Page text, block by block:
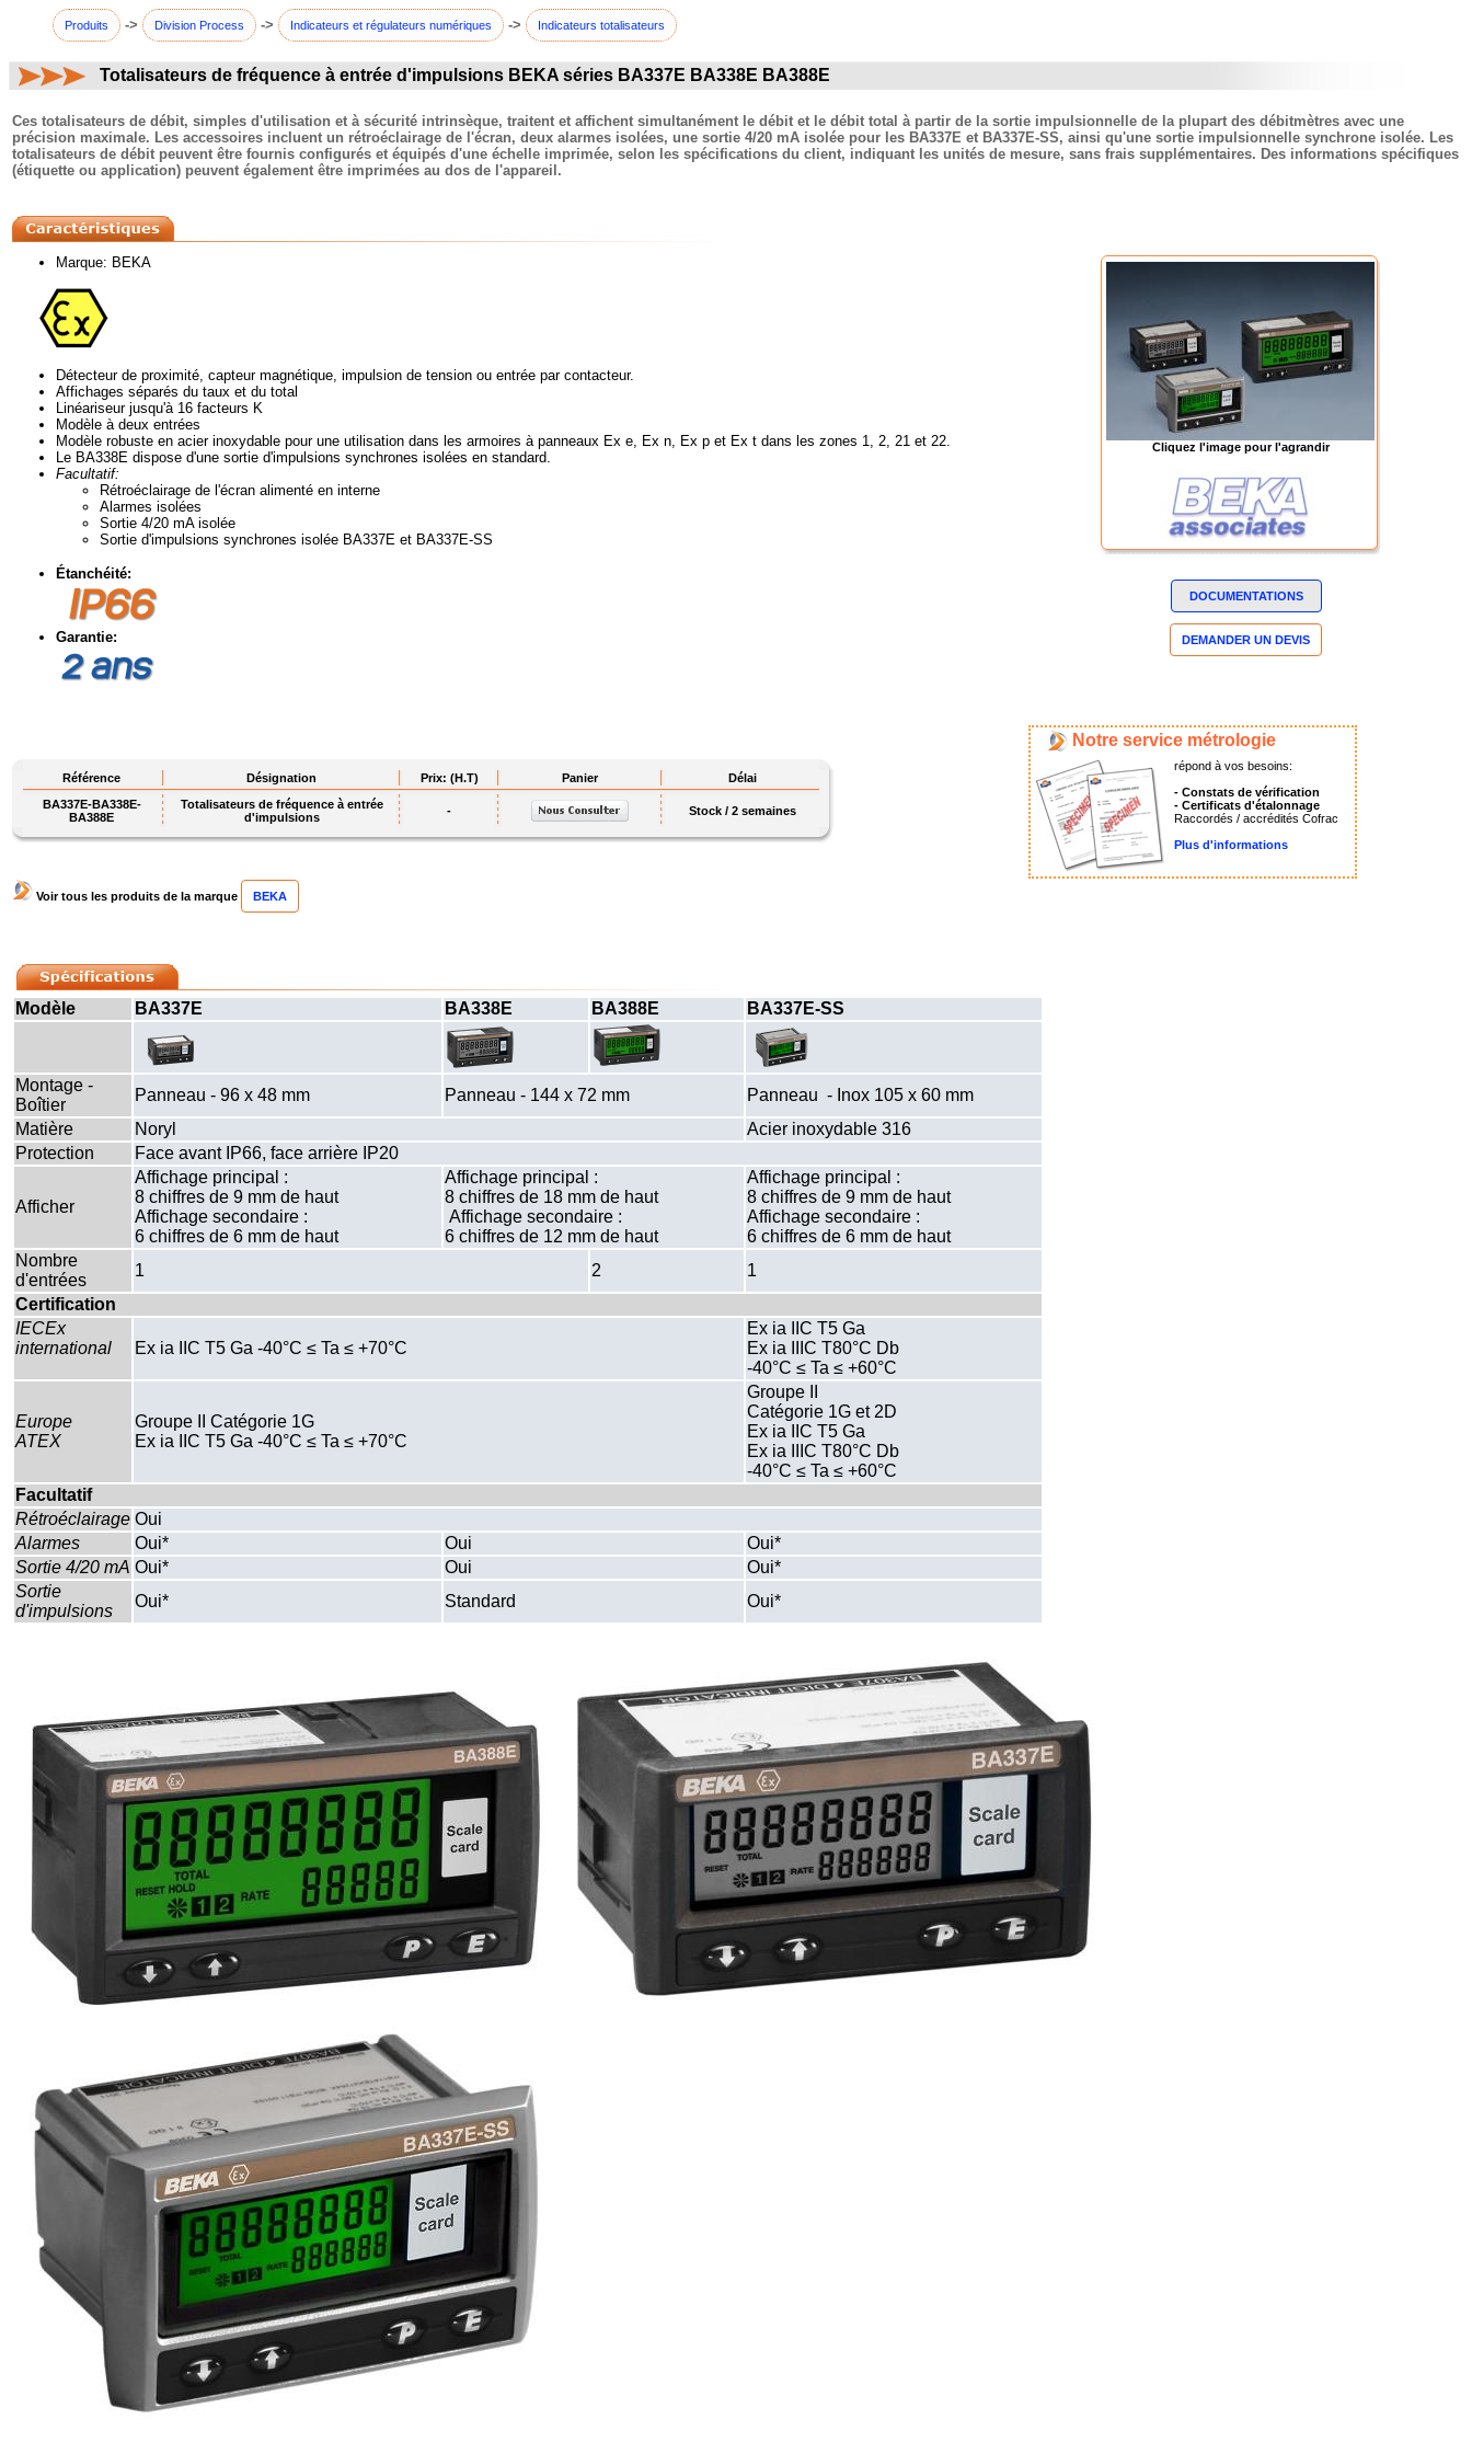
Produits -> Division Process -> Indicateurs et régulateurs numériques -> Indicateurs totalisateurs
Totalisateurs de fréquence à entrée d'impulsions BEKA séries BA337E BA338E BA388E
Ces totalisateurs de débit, simples d'utilisation et à sécurité intrinsèque, traitent et affichent simultanément le débit et le débit total à partir de la sortie impulsionnelle de la plupart des débitmètres avec une
précision maximale. Les accessoires incluent un rétroéclairage de l'écran, deux alarmes isolées, une sortie 4/20 mA isolée pour les BA337E et BA337E-SS, ainsi qu'une sortie impulsionnelle synchrone isolée. Les
totalisateurs de débit peuvent être fournis configurés et équipés d'une échelle imprimée, selon les spécifications du client, indiquant les unités de mesure, sans frais supplémentaires. Des informations spécifiques
(étiquette ou application) peuvent également être imprimées au dos de l'appareil.
Cliquez l'image pour l'agrandir
DOCUMENTATIONS
DEMANDER UN DEVIS
Marque: BEKA
Détecteur de proximité, capteur magnétique, impulsion de tension ou entrée par contacteur.
Affichages séparés du taux et du total
Linéariseur jusqu'à 16 facteurs K
Modèle à deux entrées
Modèle robuste en acier inoxydable pour une utilisation dans les armoires à panneaux Ex e, Ex n, Ex p et Ex t dans les zones 1, 2, 21 et 22.
Le BA338E dispose d'une sortie d'impulsions synchrones isolées en standard.
Facultatif:
Rétroéclairage de l'écran alimenté en interne
Alarmes isolées
Sortie 4/20 mA isolée
Sortie d'impulsions synchrones isolée BA337E et BA337E-SS
Étanchéité:
Garantie:
Notre service métrologie
répond à vos besoins:
- Constats de vérification
- Certificats d'étalonnage
Raccordés / accrédités Cofrac
Plus d'informations
Référence Désignation Prix: (H.T) Panier
Délai
BA337E-BA338E-
BA388E
Totalisateurs de fréquence à entrée
d'impulsions
- Stock / 2 semaines
Voir tous les produits de la marque BEKA
Modèle BA337E BA338E BA388E BA337E-SS
Montage -
Boîtier
Panneau - 96 x 48 mm Panneau - 144 x 72 mm
Panneau - Inox 105 x 60 mm
Matière
Noryl
Acier inoxydable 316
Protection
Face avant IP66, face arrière IP20
Afficher
Affichage principal :
8 chiffres de 9 mm de haut
Affichage secondaire :
6 chiffres de 6 mm de haut
Affichage principal :
8 chiffres de 18 mm de haut
Affichage secondaire :
6 chiffres de 12 mm de haut
Affichage principal :
8 chiffres de 9 mm de haut
Affichage secondaire :
6 chiffres de 6 mm de haut
Nombre
d'entrées
1 2
1
Certification
IECEx
international
Ex ia IIC T5 Ga -40°C ≤ Ta ≤ +70°C
Ex ia IIC T5 Ga
Ex ia IIIC T80°C Db
-40°C ≤ Ta ≤ +60°C
Europe
ATEX
Groupe II Catégorie 1G
Ex ia IIC T5 Ga -40°C ≤ Ta ≤ +70°C
Groupe II
Catégorie 1G et 2D
Ex ia IIC T5 Ga
Ex ia IIIC T80°C Db
-40°C ≤ Ta ≤ +60°C
Facultatif
Rétroéclairage Oui
Alarmes
Oui* Oui
Oui*
Sortie 4/20 mA Oui* Oui
Oui*
Sortie
d'impulsions
Oui* Standard Oui*